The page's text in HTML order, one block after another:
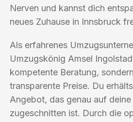
Nerven und kannst dich
neues Zuhause in Innsbruck
Als erfahrenes
Umzugskönig Amsel
kompetente Beratung,
transparente Preise. Du
Angebot, das genau auf
zugeschnitten ist. Durch die